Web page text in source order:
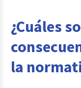
¿Cuáles
la